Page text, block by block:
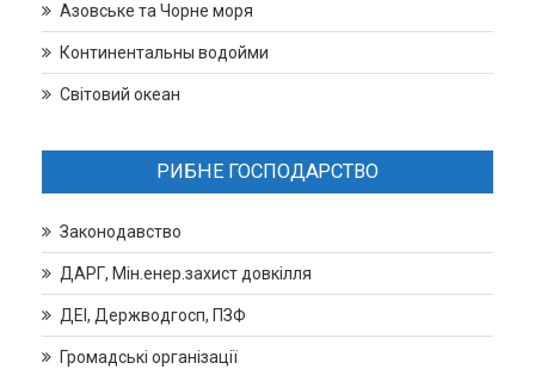
Азовське та Чорне моря
Континентальны водойми
Світовий океан
РИБНЕ ГОСПОДАРСТВО
Законодавство
ДАРГ, Мін.енер.захист довкілля
ДЕІ, Держводгосп, ПЗФ
Громадські організації